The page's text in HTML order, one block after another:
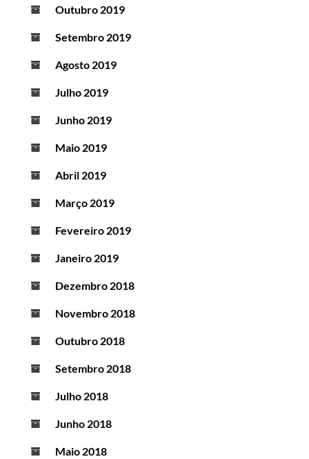
Outubro 2019
Setembro 2019
Agosto 2019
Julho 2019
Junho 2019
Maio 2019
Abril 2019
Março 2019
Fevereiro 2019
Janeiro 2019
Dezembro 2018
Novembro 2018
Outubro 2018
Setembro 2018
Julho 2018
Junho 2018
Maio 2018